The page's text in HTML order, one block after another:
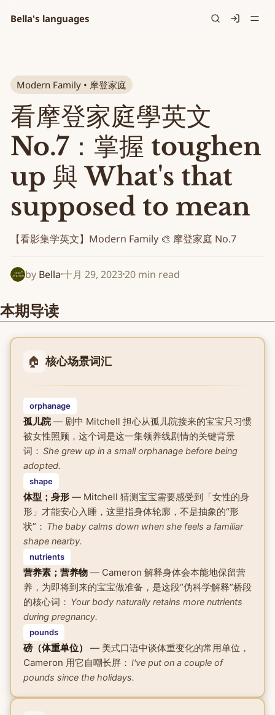
Bella's languages
Modern Family • 摩登家庭
看摩登家庭學英文
No.7：掌握 toughen
up 與 What's that
supposed to mean
【看影集学英文】Modern Family 🎨 摩登家庭 No.7
by Bella十月 29, 202320 min read
本期导读
🏠 核心场景词汇
orphanage
孤儿院— 剧中 Mitchell 担心从孤儿院接来的宝宝只习惯
被女性照顾，这个词是这一集领养线剧情的关键背景
词： She grew up in a small orphanage before being
adopted.
shape
体型；身形— Mitchell 猜测宝宝需要感受到「女性的身
形」才能安心入睡，这里指身体轮廓，不是抽象的“形
状”： The baby calms down when she feels a familiar
shape nearby.
nutrients
营养素；营养物— Cameron 解释身体会本能地保留营
养，为即将到来的宝宝做准备，是这段“伪科学解释”桥段
的核心词： Your body naturally retains more nutrients
during pregnancy.
pounds
磅（体重单位）
— 美式口语中谈体重变化的常用单位，
Cameron 用它自嘲长胖： I've put on a couple of
pounds since the holidays.